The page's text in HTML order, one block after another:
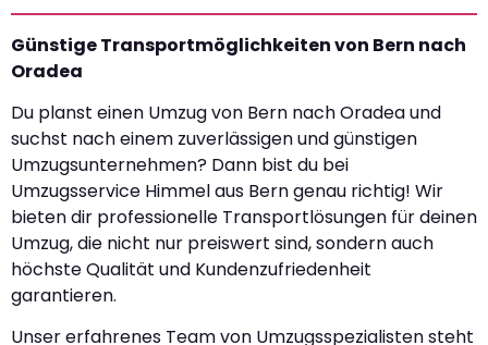
Günstige Transportmöglichkeiten von Bern nach
Oradea
Du planst einen Umzug von Bern nach Oradea und
suchst nach einem zuverlässigen und günstigen
Umzugsunternehmen? Dann bist du bei
Umzugsservice Himmel aus Bern genau richtig! Wir
bieten dir professionelle Transportlösungen für deinen
Umzug, die nicht nur preiswert sind, sondern auch
höchste Qualität und Kundenzufriedenheit
garantieren.
Unser erfahrenes Team von Umzugsspezialisten steht